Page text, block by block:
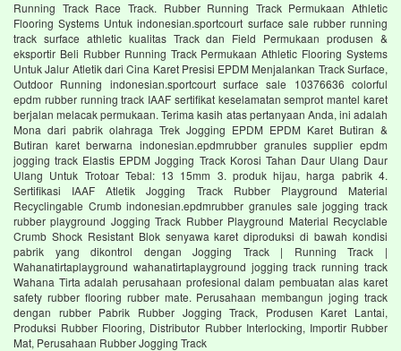
Running Track Race Track. Rubber Running Track Permukaan Athletic
Flooring Systems Untuk indonesian.sportcourt surface sale rubber running
track surface athletic kualitas Track dan Field Permukaan produsen &
eksportir Beli Rubber Running Track Permukaan Athletic Flooring Systems
Untuk Jalur Atletik dari Cina Karet Presisi EPDM Menjalankan Track Surface,
Outdoor Running indonesian.sportcourt surface sale 10376636 colorful
epdm rubber running track IAAF sertifikat keselamatan semprot mantel karet
berjalan melacak permukaan. Terima kasih atas pertanyaan Anda, ini adalah
Mona dari pabrik olahraga Trek Jogging EPDM EPDM Karet Butiran &
Butiran karet berwarna indonesian.epdmrubber granules supplier epdm
jogging track Elastis EPDM Jogging Track Korosi Tahan Daur Ulang Daur
Ulang Untuk Trotoar Tebal: 13 15mm 3. produk hijau, harga pabrik 4.
Sertifikasi IAAF Atletik Jogging Track Rubber Playground Material
Recyclingable Crumb indonesian.epdmrubber granules sale jogging track
rubber playground Jogging Track Rubber Playground Material Recyclable
Crumb Shock Resistant Blok senyawa karet diproduksi di bawah kondisi
pabrik yang dikontrol dengan Jogging Track | Running Track |
Wahanatirtaplayground wahanatirtaplayground jogging track running track
Wahana Tirta adalah perusahaan profesional dalam pembuatan alas karet
safety rubber flooring rubber mate. Perusahaan membangun joging track
dengan rubber Pabrik Rubber Jogging Track, Produsen Karet Lantai,
Produksi Rubber Flooring, Distributor Rubber Interlocking, Importir Rubber
Mat, Perusahaan Rubber Jogging Track